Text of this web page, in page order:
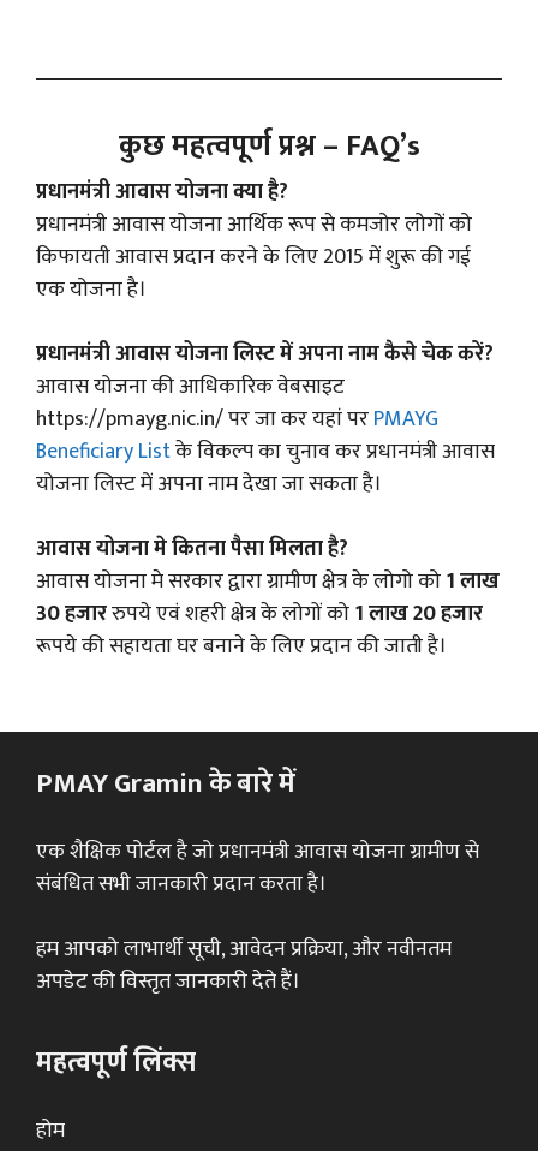
कुछ महत्वपूर्ण प्रश्न – FAQ’s
प्रधानमंत्री आवास योजना क्या है?
प्रधानमंत्री आवास योजना आर्थिक रूप से कमजोर लोगों को
किफायती आवास प्रदान करने के लिए 2015 में शुरू की गई
एक योजना है।
प्रधानमंत्री आवास योजना लिस्ट में अपना नाम कैसे चेक करें?
आवास योजना की आधिकारिक वेबसाइट
https://pmayg.nic.in/ पर जा कर यहां परPMAYG
Beneficiary Listके विकल्प का चुनाव कर प्रधानमंत्री आवास
योजना लिस्ट में अपना नाम देखा जा सकता है।
आवास योजना मे कितना पैसा मिलता है?
आवास योजना मे सरकार द्वारा ग्रामीण क्षेत्र के लोगो को1 लाख
30 हजाररुपये एवं शहरी क्षेत्र के लोगों को1 लाख 20 हजार
रूपये की सहायता घर बनाने के लिए प्रदान की जाती है।
PMAY Gramin के बारे में
एक शैक्षिक पोर्टल है जो प्रधानमंत्री आवास योजना ग्रामीण से
संबंधित सभी जानकारी प्रदान करता है।
हम आपको लाभार्थी सूची, आवेदन प्रक्रिया, और नवीनतम
अपडेट की विस्तृत जानकारी देते हैं।
महत्वपूर्ण लिंक्स
होम